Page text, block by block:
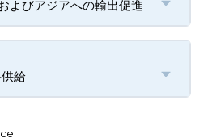
よびアジアへの輸出促進
給